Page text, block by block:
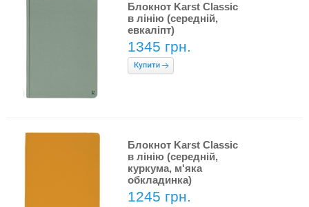
Блокнот Karst Classic
в лінію (середній,
евкаліпт)
1345 грн.
Блокнот Karst Classic
в лінію (середній,
куркума, м'яка
обкладинка)
1245 грн.